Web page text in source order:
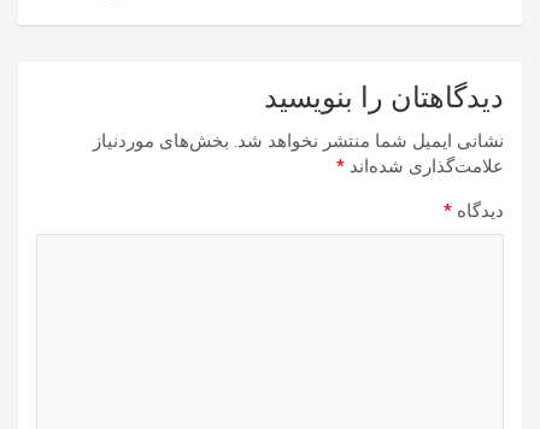
دیدگاهتان را بنویسید
نشانی ایمیل شما منتشر نخواهد شد. بخش‌های موردنیاز
علامت‌گذاری شده‌اند *
دیدگاه *